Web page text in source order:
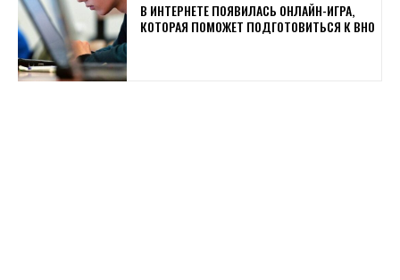
В ИНТЕРНЕТЕ ПОЯВИЛАСЬ ОНЛАЙН-ИГРА,
КОТОРАЯ ПОМОЖЕТ ПОДГОТОВИТЬСЯ К ВНО